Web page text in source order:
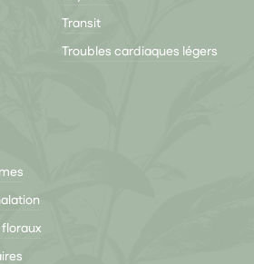
Transit
Troubles cardiaques légers
floraux